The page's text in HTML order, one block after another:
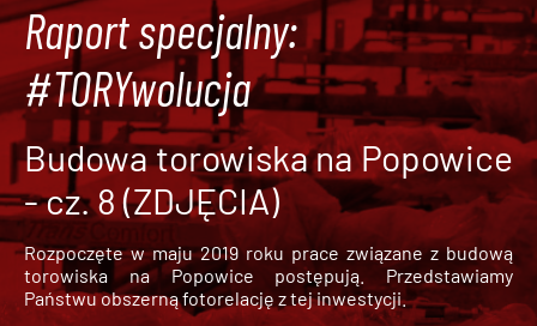
Raport specjalny:
#TORYwolucja
Budowa torowiska na Popowice
- cz. 8 (ZDJĘCIA)
Rozpoczęte w maju 2019 roku prace związane z budową
torowiska na Popowice
postępują. Przedstawiamy
Państwu obszerną fotorelację z tej inwestycji.